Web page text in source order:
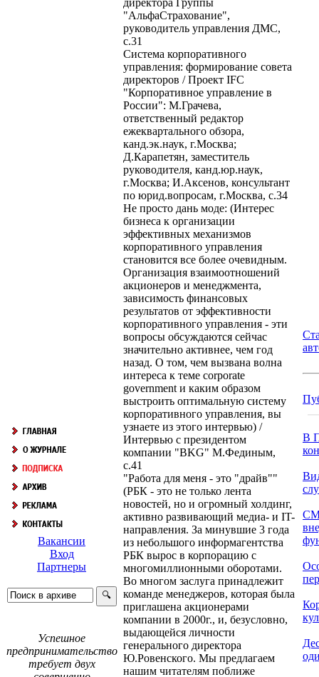
Вакансии
Вход
Партнеры
Успешное
предпринимательство
требует двух
"АльфаСтрахование",
руководитель управления ДМС,
с.31
Система корпоративного
управления: формирование совета
директоров / Проект IFC
"Корпоративное управление в
России": М.Грачева,
ответственный редактор
ежеквартального обзора,
канд.эк.наук, г.Москва;
Д.Карапетян, заместитель
руководителя, канд.юр.наук,
г.Москва; И.Аксенов, консультант
по юрид.вопросам, г.Москва, с.34
Не просто дань моде: (Интерес
бизнеса к организации
эффективных механизмов
корпоративного управления
становится все более очевидным.
Организация взаимоотношений
акционеров и менеджмента,
зависимость финансовых
результатов от эффективности
корпоративного управления - эти
вопросы обсуждаются сейчас
значительно активнее, чем год
назад. О том, чем вызвана волна
интереса к теме corporate
government и каким образом
выстроить оптимальную систему
корпоративного управления, вы
узнаете из этого интервью) /
Интервью с президентом
компании "BKG" М.Фединым,
с.41
"Работа для меня - это "драйв""
(РБК - это не только лента
новостей, но и огромный холдинг,
активно развивающий медиа- и IT-
направления. За минувшие 3 года
из небольшого информагентства
РБК вырос в корпорацию с
многомиллионными оборотами.
Во многом заслуга принадлежит
команде менеджеров, которая была
приглашена акционерами
компании в 2000г., и, безусловно,
выдающейся личности
генерального директора
Ю.Ровенского. Мы предлагаем
нашим читателям поближе
В